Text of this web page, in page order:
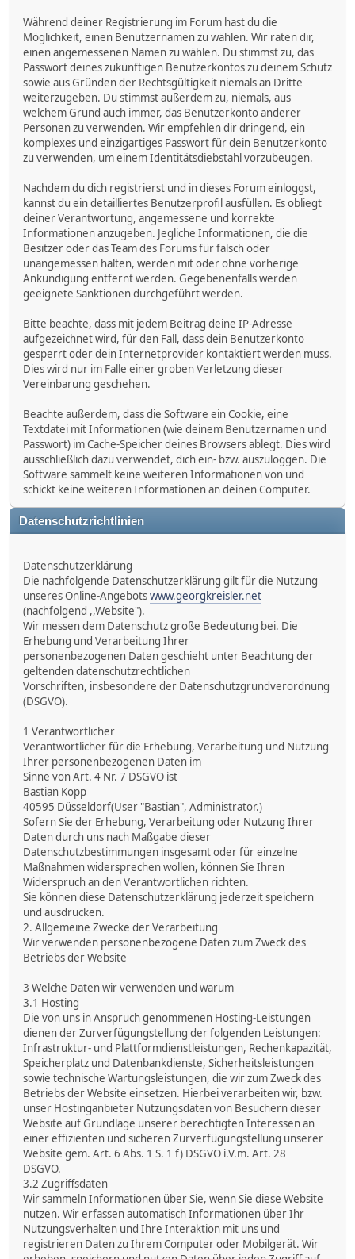
Während deiner Registrierung im Forum hast du die
Möglichkeit, einen Benutzernamen zu wählen. Wir raten dir,
einen angemessenen Namen zu wählen. Du stimmst zu, das
Passwort deines zukünftigen Benutzerkontos zu deinem Schutz
sowie aus Gründen der Rechtsgültigkeit niemals an Dritte
weiterzugeben. Du stimmst außerdem zu, niemals, aus
welchem Grund auch immer, das Benutzerkonto anderer
Personen zu verwenden. Wir empfehlen dir dringend, ein
komplexes und einzigartiges Passwort für dein Benutzerkonto
zu verwenden, um einem Identitätsdiebstahl vorzubeugen.
Nachdem du dich registrierst und in dieses Forum einloggst,
kannst du ein detailliertes Benutzerprofil ausfüllen. Es obliegt
deiner Verantwortung, angemessene und korrekte
Informationen anzugeben. Jegliche Informationen, die die
Besitzer oder das Team des Forums für falsch oder
unangemessen halten, werden mit oder ohne vorherige
Ankündigung entfernt werden. Gegebenenfalls werden
geeignete Sanktionen durchgeführt werden.
Bitte beachte, dass mit jedem Beitrag deine IP-Adresse
aufgezeichnet wird, für den Fall, dass dein Benutzerkonto
gesperrt oder dein Internetprovider kontaktiert werden muss.
Dies wird nur im Falle einer groben Verletzung dieser
Vereinbarung geschehen.
Beachte außerdem, dass die Software ein Cookie, eine
Textdatei mit Informationen (wie deinem Benutzernamen und
Passwort) im Cache-Speicher deines Browsers ablegt. Dies wird
ausschließlich dazu verwendet, dich ein- bzw. auszuloggen. Die
Software sammelt keine weiteren Informationen von und
schickt keine weiteren Informationen an deinen Computer.
Datenschutzrichtlinien
Datenschutzerklärung
Die nachfolgende Datenschutzerklärung gilt für die Nutzung
unseres Online-Angebotswww.georgkreisler.net
(nachfolgend ,,Website").
Wir messen dem Datenschutz große Bedeutung bei. Die
Erhebung und Verarbeitung Ihrer
personenbezogenen Daten geschieht unter Beachtung der
geltenden datenschutzrechtlichen
Vorschriften, insbesondere der Datenschutzgrundverordnung
(DSGVO).
1 Verantwortlicher
Verantwortlicher für die Erhebung, Verarbeitung und Nutzung
Ihrer personenbezogenen Daten im
Sinne von Art. 4 Nr. 7 DSGVO ist
Bastian Kopp
40595 Düsseldorf(User "Bastian", Administrator.)
Sofern Sie der Erhebung, Verarbeitung oder Nutzung Ihrer
Daten durch uns nach Maßgabe dieser
Datenschutzbestimmungen insgesamt oder für einzelne
Maßnahmen widersprechen wollen, können Sie Ihren
Widerspruch an den Verantwortlichen richten.
Sie können diese Datenschutzerklärung jederzeit speichern
und ausdrucken.
2. Allgemeine Zwecke der Verarbeitung
Wir verwenden personenbezogene Daten zum Zweck des
Betriebs der Website
3 Welche Daten wir verwenden und warum
3.1 Hosting
Die von uns in Anspruch genommenen Hosting-Leistungen
dienen der Zurverfügungstellung der folgenden Leistungen:
Infrastruktur- und Plattformdienstleistungen, Rechenkapazität,
Speicherplatz und Datenbankdienste, Sicherheitsleistungen
sowie technische Wartungsleistungen, die wir zum Zweck des
Betriebs der Website einsetzen. Hierbei verarbeiten wir, bzw.
unser Hostinganbieter Nutzungsdaten von Besuchern dieser
Website auf Grundlage unserer berechtigten Interessen an
einer effizienten und sicheren Zurverfügungstellung unserer
Website gem. Art. 6 Abs. 1 S. 1 f) DSGVO i.V.m. Art. 28
DSGVO.
3.2 Zugriffsdaten
Wir sammeln Informationen über Sie, wenn Sie diese Website
nutzen. Wir erfassen automatisch Informationen über Ihr
Nutzungsverhalten und Ihre Interaktion mit uns und
registrieren Daten zu Ihrem Computer oder Mobilgerät. Wir